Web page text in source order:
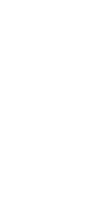
4 - “Termini
(i) Backup nel
(iii) Portale del
e Protezione
(vi) Norton
(vii) Norton Small
Servizi di supporto
e (xi)
Protezione
o incoerenza tra la
del Servizio” e la
di alcuni Servizi”,
contenute nella
l’utilizzo dei
consentire ad altri